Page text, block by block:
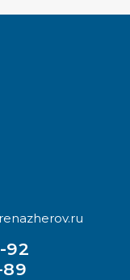
92
89